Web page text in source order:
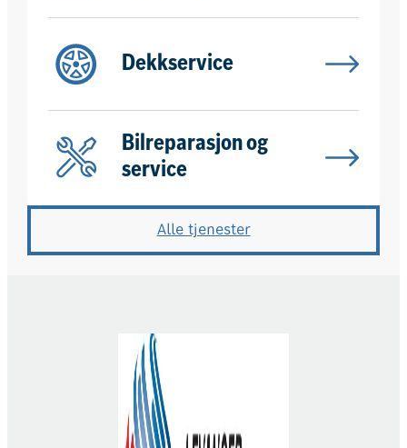
Dekkservice
Bilreparasjon og
service
Alle tjenester